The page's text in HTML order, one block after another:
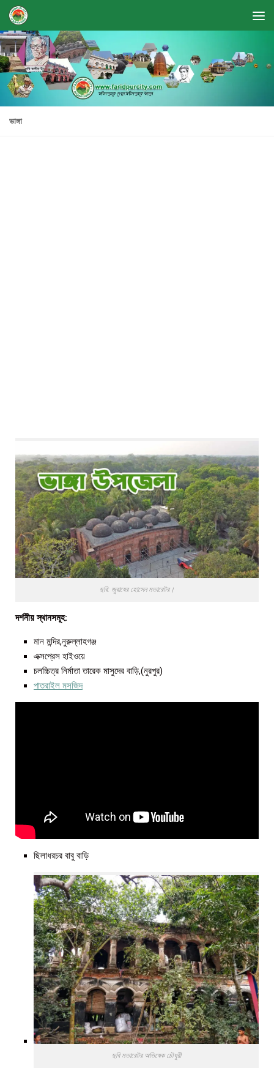
Skip to content
ভাঙ্গা
ছবি: জুবাযের হোসেন মডারেটর।
দর্শনীয় স্থানসমূহ:
মান মন্দির,নুরুল্লাহগঞ্জ
এক্সপ্রেস হাইওয়ে
চলচ্চিত্র নির্মাতা তারেক মাসুদের বাড়ি,(নুরপুর)
পাতরাইল মসজিদ
ছিলাধরচর বাবু বাড়ি
ছবি মডারেটর অভিষেক চৌধুরী